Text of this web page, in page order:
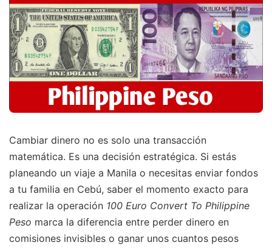
Cambiar dinero no es solo una transacción
matemática. Es una decisión estratégica. Si estás
planeando un viaje a Manila o necesitas enviar fondos
a tu familia en Cebú, saber el momento exacto para
realizar la operación 100 Euro Convert To Philippine
Peso marca la diferencia entre perder dinero en
comisiones invisibles o ganar unos cuantos pesos